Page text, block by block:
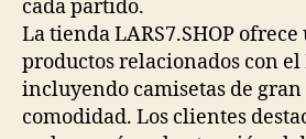
cada partido.
La tienda LARS7.SHOP
productos relacionados con
incluyendo camisetas de
comodidad. Los clientes